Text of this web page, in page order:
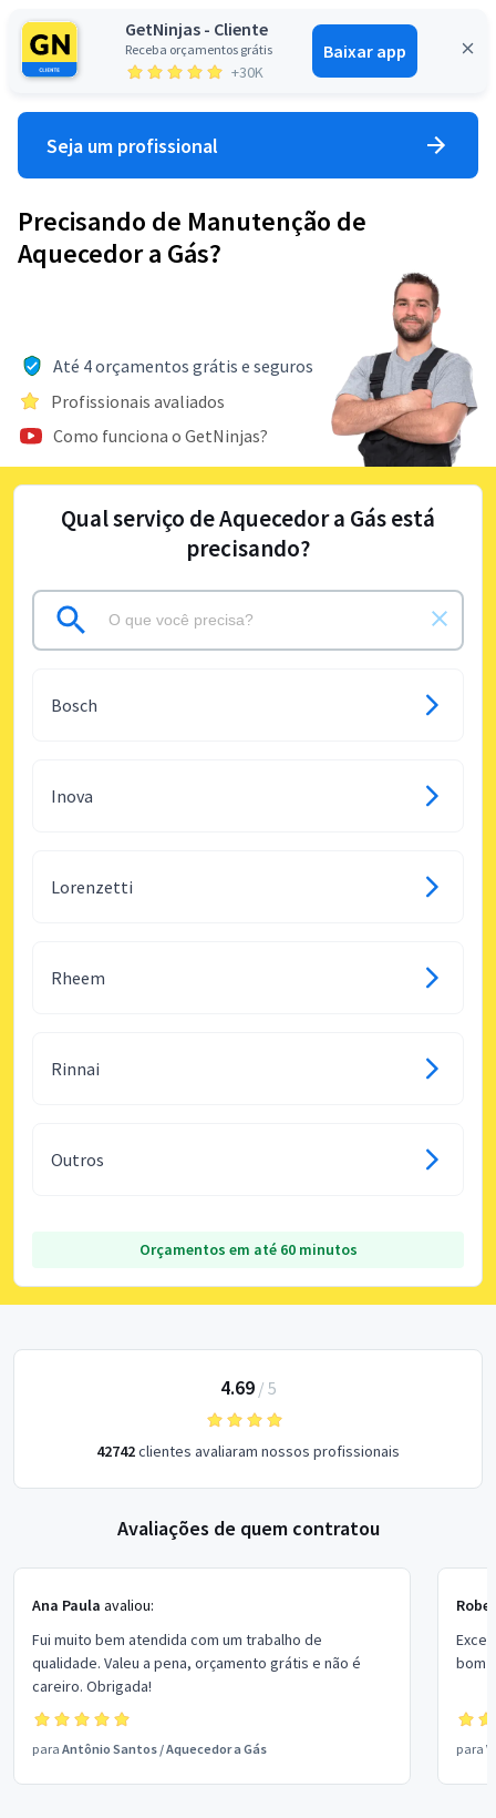
GetNinjas - Cliente
Receba orçamentos grátis
+30K
Baixar app
Entrar
Seja um profissional
Precisando de Manutenção de
Aquecedor a Gás?
Até 4 orçamentos grátis e seguros
Profissionais avaliados
Como funciona o GetNinjas?
Qual serviço de Aquecedor a Gás está
precisando?
Bosch
Inova
Lorenzetti
Rheem
Rinnai
Outros
Orçamentos em até 60 minutos
4.69/ 5
42742clientes avaliaram nossos profissionais
Avaliações de quem contratou
Ana Paula avaliou:
Fui muito bem atendida com um trabalho de
qualidade. Valeu a pena, orçamento grátis e não é
careiro. Obrigada!
para Antônio Santos /Aquecedor a Gás
bom
para